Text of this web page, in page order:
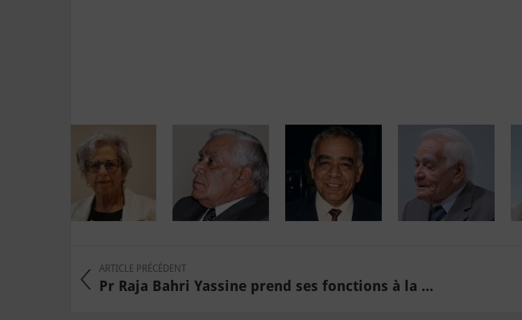
ARTICLE PRÉCÉDENT
Pr Raja Bahri Yassine prend ses fonctions à la ...